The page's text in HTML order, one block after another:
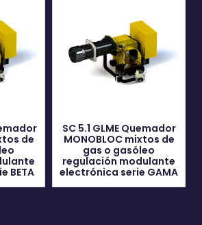
de
BETA
SC 5.1 GLME Quemador
MONOBLOC mixtos de
gas o gasóleo
regulación modulante
electrónica serie GAMA